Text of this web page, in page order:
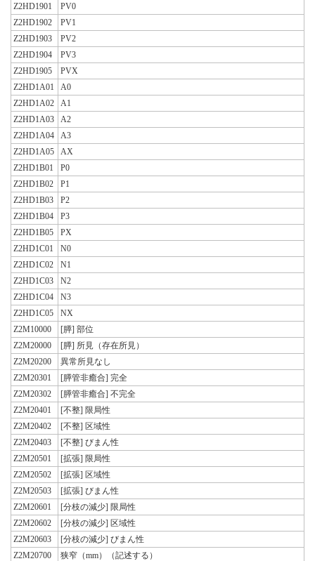
Z2HD1901
PV0
Z2HD1902
PV1
Z2HD1903
PV2
Z2HD1904
PV3
Z2HD1905
PVX
Z2HD1A01
A0
Z2HD1A02
A1
Z2HD1A03
A2
Z2HD1A04
A3
Z2HD1A05
AX
Z2HD1B01
P0
Z2HD1B02
P1
Z2HD1B03
P2
Z2HD1B04
P3
Z2HD1B05
PX
Z2HD1C01
N0
Z2HD1C02
N1
Z2HD1C03
N2
Z2HD1C04
N3
Z2HD1C05
NX
Z2M10000
[膵] 部位
Z2M20000
[膵] 所見（存在所見）
Z2M20200
異常所見なし
Z2M20301
[膵管非癒合] 完全
Z2M20302
[膵管非癒合] 不完全
Z2M20401
[不整] 限局性
Z2M20402
[不整] 区域性
Z2M20403
[不整] びまん性
Z2M20501
[拡張] 限局性
Z2M20502
[拡張] 区域性
Z2M20503
[拡張] びまん性
Z2M20601
[分枝の減少] 限局性
Z2M20602
[分枝の減少] 区域性
Z2M20603
[分枝の減少] びまん性
Z2M20700
狭窄（mm）（記述する）